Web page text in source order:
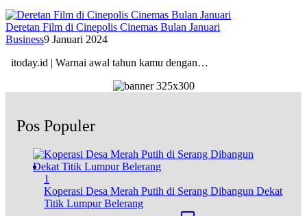
Deretan Film di Cinepolis Cinemas Bulan Januari
Business9 Januari 2024
itoday.id | Warnai awal tahun kamu dengan…
Pos Populer
1
Koperasi Desa Merah Putih di Serang Dibangun Dekat
Titik Lumpur Belerang